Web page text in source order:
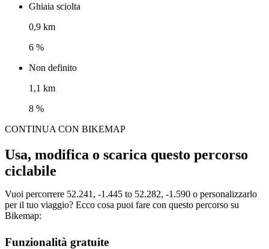
Ghiaia sciolta
0,9 km
6 %
Non definito
1,1 km
8 %
CONTINUA CON BIKEMAP
Usa, modifica o scarica questo percorso
ciclabile
Vuoi percorrere 52.241, -1.445 to 52.282, -1.590 o personalizzarlo
per il tuo viaggio? Ecco cosa puoi fare con questo percorso su
Bikemap:
Funzionalità gratuite